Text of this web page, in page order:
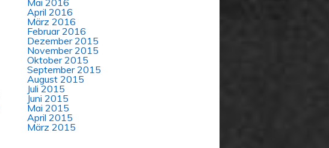
Mai 2016
April 2016
März 2016
Februar 2016
Dezember 2015
November 2015
Oktober 2015
September 2015
August 2015
Juli 2015
Juni 2015
Mai 2015
April 2015
März 2015